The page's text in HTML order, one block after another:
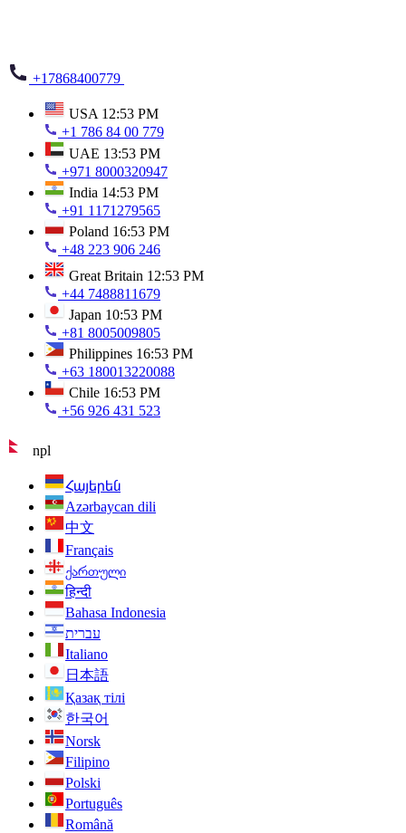
+17868400779
USA 12:53 PM
+1 786 84 00 779
UAE 13:53 PM
+971 8000320947
India 14:53 PM
+91 1171279565
Poland 16:53 PM
+48 223 906 246
Great Britain 12:53 PM
+44 7488811679
Japan 10:53 PM
+81 8005009805
Philippines 16:53 PM
+63 180013220088
Chile 16:53 PM
+56 926 431 523
npl
Հայերեն
Azərbaycan dili
中文
Français
ქართული
हिन्दी
Bahasa Indonesia
עברית
Italiano
日本語
Қазақ тілі
한국어
Norsk
Filipino
Polski
Português
Română